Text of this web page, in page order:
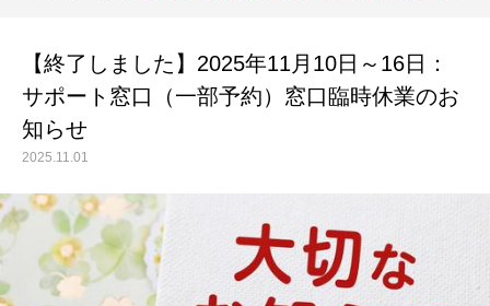
【終了しました】2025年11月10日～16日：
サポート窓口（一部予約）窓口臨時休業のお
知らせ
2025.11.01